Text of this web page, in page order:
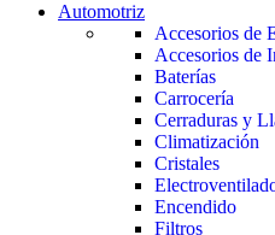
Automotriz
Accesorios de
Accesorios de
Baterías
Carrocería
Cerraduras y
Climatización
Cristales
Encendido
Filtros